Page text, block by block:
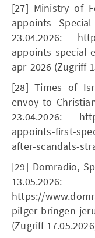
[27] Ministry of
appoints
23.04.2026:
appoints-
apr-2026 (Zugriff
[28] Times of
envoy to
23.04.2026:
appoints-first-
after-scandals-
[29] Domradio,
13.05.2026:
https://
pilger-bringen-
(Zugriff